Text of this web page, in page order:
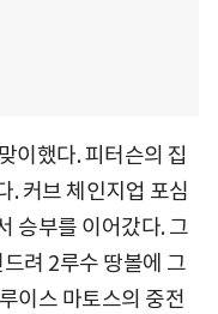
이했다. 피터슨의 집
. 커브 체인지업 포심
승부를 이어갔다. 그
려 2루수 땅볼에 그
이스 마토스의 중전